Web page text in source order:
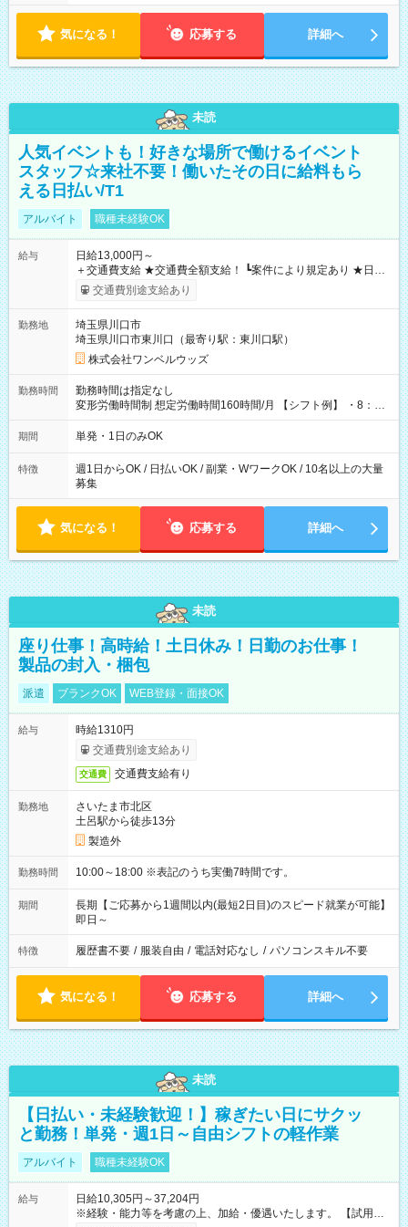
気になる！ 応募する 詳細へ
未読
人気イベントも！好きな場所で働けるイベント
スタッフ☆来社不要！働いたその日に給料もら
える日払い/T1
アルバイト 職種未経験OK
給与
日給13,000円～
＋交通費支給 ★交通費全額支給！ ┗案件により規定あり ★日払
いOK！（規定あり） ┗働いたその日に現金GET♪ お仕事後はコ
ンビニATMから 日払い分を引き落とせます！ 【試用期間】試
交通費別途支給あり
勤務地
埼玉県川口市
埼玉県川口市東川口（最寄り駅：東川口駅）
株式会社ワンベルウッズ
勤務時間
勤務時間は指定なし
変形労働時間制 想定労働時間160時間/月 【シフト例】 ・8：00
～21：00
期間 単発・1日のみOK
特徴
週1日からOK / 日払いOK / 副業・WワークOK / 10名以上の大量
募集
気になる！ 応募する 詳細へ
未読
座り仕事！高時給！土日休み！日勤のお仕事！
製品の封入・梱包
派遣 ブランクOK WEB登録・面接OK
給与
時給1310円
交通費別途支給あり
交通費 交通費支給有り
勤務地
さいたま市北区
土呂駅から徒歩13分
製造外
勤務時間 10:00～18:00 ※表記のうち実働7時間です。
期間
長期【ご応募から1週間以内(最短2日目)のスピード就業が可能】
即日～
特徴 履歴書不要 / 服装自由 / 電話対応なし / パソコンスキル不要
気になる！ 応募する 詳細へ
未読
【日払い・未経験歓迎！】稼ぎたい日にサクッ
と勤務！単発・週1日～自由シフトの軽作業
アルバイト 職種未経験OK
給与
日給10,305円～37,204円
※経験・能力等を考慮の上、加給・優遇いたします。 【試用期